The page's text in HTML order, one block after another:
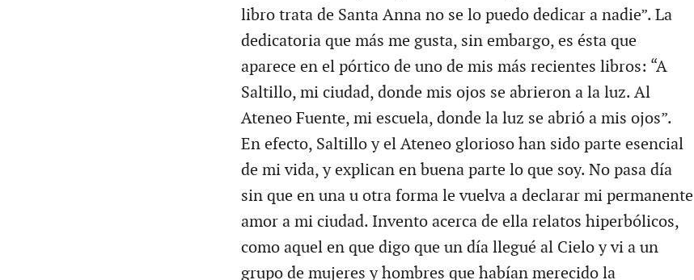
libro trata de Santa Anna no se lo puedo dedicar a nadie”. La
dedicatoria que más me gusta, sin embargo, es ésta que
aparece en el pórtico de uno de mis más recientes libros: “A
Saltillo, mi ciudad, donde mis ojos se abrieron a la luz. Al
Ateneo Fuente, mi escuela, donde la luz se abrió a mis ojos”.
En efecto, Saltillo y el Ateneo glorioso han sido parte esencial
de mi vida, y explican en buena parte lo que soy. No pasa día
sin que en una u otra forma le vuelva a declarar mi permanente
amor a mi ciudad. Invento acerca de ella relatos hiperbólicos,
como aquel en que digo que un día llegué al Cielo y vi a un
grupo de mujeres y hombres que habían merecido la